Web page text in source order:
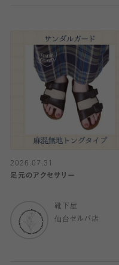
2026.07.31
足元のアクセサリー
靴下屋
仙台セルバ店